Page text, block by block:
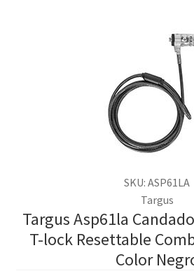
SKU: ASP61LA
Targus
Targus Asp61la
T-lock Resettable
Color